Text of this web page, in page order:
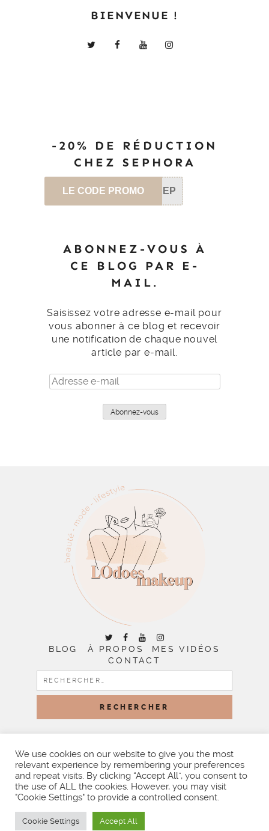
BIENVENUE !
-20% DE RÉDUCTION
CHEZ SEPHORA
LE CODE PROMO SEP
ABONNEZ-VOUS À
CE BLOG PAR E-
MAIL.
Saisissez votre adresse e-mail pour
vous abonner à ce blog et recevoir
une notification de chaque nouvel
article par e-mail.
Adresse
e-
Abonnez-vous
BLOG À PROPOS
MES VIDÉOS
CONTACT
RECHERCHER :
BY LITTLE THEME SHOP
We use cookies on our website to give you the most
relevant experience by remembering your preferences
and repeat visits. By clicking “Accept All”, you consent to
the use of ALL the cookies. However, you may visit
"Cookie Settings" to provide a controlled consent.
Cookie Settings Accept All